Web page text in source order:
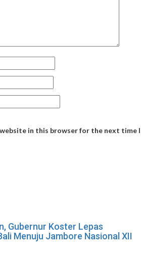
website in this browser for the next time I
Gubernur Koster Lepas
Menuju Jambore Nasional XII